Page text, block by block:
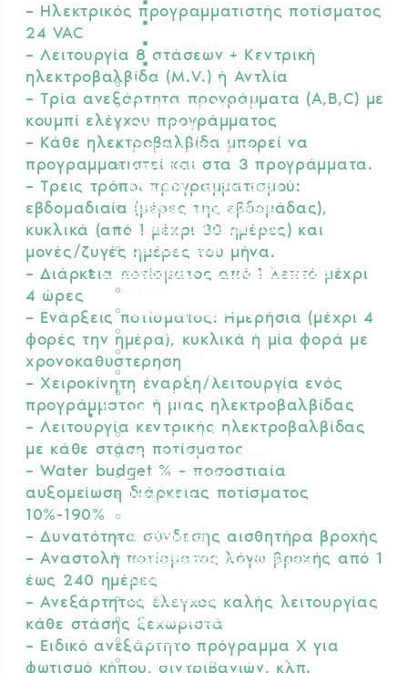
– Ηλεκτρικός προγραμματιστής ποτίσματος
24 VAC
– Λειτουργία 8 στάσεων + Κεντρική
ηλεκτροβαλβίδα (M.V.) ή Αντλία
– Τρία ανεξάρτητα προγράμματα (Α,Β,C) με
κουμπί ελέγχου προγράμματος
– Κάθε ηλεκτροβαλβίδα μπορεί να
προγραμματιστεί και στα 3 προγράμματα.
– Τρεις τρόποι προγραμματισμού:
εβδομαδιαία (μέρες της εβδομάδας),
κυκλικά (από 1 μέχρι 30 ημέρες) και
μονές/ζυγές ημέρες του μήνα.
– Διάρκεια ποτίσματος από 1 λεπτό μέχρι
4 ώρες
– Ενάρξεις ποτίσματος: Ημερήσια (μέχρι 4
φορές την ημέρα), κυκλικά ή μία φορά με
χρονοκαθυστέρηση
– Χειροκίνητη έναρξη/λειτουργία ενός
προγράμματος ή μιας ηλεκτροβαλβίδας
– Λειτουργία κεντρικής ηλεκτροβαλβίδας
με κάθε στάση ποτίσματος
– Water budget % – ποσοστιαία
αυξομείωση διάρκειας ποτίσματος
10%-190%
– Δυνατότητα σύνδεσης αισθητήρα βροχής
– Αναστολή ποτίσματος λόγω βροχής από 1
έως 240 ημέρες
– Ανεξάρτητος έλεγχος καλής λειτουργίας
κάθε στάσης ξεχωριστά
– Ειδικό ανεξάρτητο πρόγραμμα Χ για
φωτισμό κήπου, σιντριβανιών, κλπ.
Βολβοί
Σπόροι Λουλουδιών
Φυτά για τον Κήπο
Καρποφόρα Δέντρα
Κηπευτικά
Κάκτοι – Παχύφυτα
Μανιτάρια
Κλήματα – SuperFoods
Φυσικός Χλοοτάπητας
Τεχνητός Χλοοτάπητας
Τεχνητά Φυτά
Ρουχισμός – Προστασία
Γάντια
Γυαλιά Προστασίας
Ρουχισμός
Υποδήματα
Προστασία Κεφαλής
Προστασία Ραντίσματος
Εργαλεία
Εργαλεία Κήπου
Ψαλίδια Κλαδέματος
Πριόνια Χειρός
Τσεκούρια
Ψεκαστήρες
Σποροδιανομείς – Καρότσια
Κήπου
Μηχανολογικά
Εργαλειοθήκες
Θερμός
Παιδικά Εργαλεία Κήπου